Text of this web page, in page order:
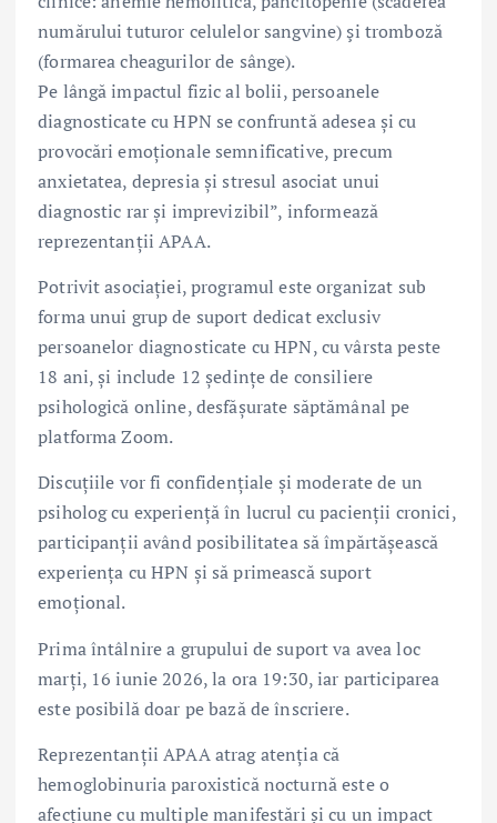
numărului tuturor celulelor sangvine) şi tromboză
(formarea cheagurilor de sânge).
Pe lângă impactul fizic al bolii, persoanele
diagnosticate cu HPN se confruntă adesea și cu
provocări emoționale semnificative, precum
anxietatea, depresia și stresul asociat unui
diagnostic rar și imprevizibil”, informează
reprezentanții APAA.
Potrivit asociației, programul este organizat sub
forma unui grup de suport dedicat exclusiv
persoanelor diagnosticate cu HPN, cu vârsta peste
18 ani, și include 12 ședințe de consiliere
psihologică online, desfășurate săptămânal pe
platforma Zoom.
Discuțiile vor fi confidențiale și moderate de un
psiholog cu experiență în lucrul cu pacienții cronici,
participanții având posibilitatea să împărtășească
experiența cu HPN și să primească suport
emoțional.
Prima întâlnire a grupului de suport va avea loc
marți, 16 iunie 2026, la ora 19:30, iar participarea
este posibilă doar pe bază de înscriere.
Reprezentanții APAA atrag atenția că
hemoglobinuria paroxistică nocturnă este o
afecțiune cu multiple manifestări și cu un impact